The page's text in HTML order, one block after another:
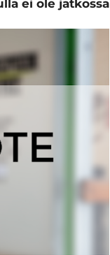
ei ole jatkossa